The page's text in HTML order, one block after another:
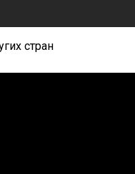
стран